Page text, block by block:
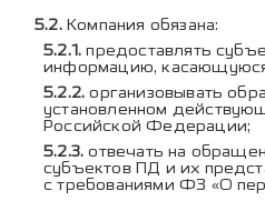
Компания обязана:
предоставлять
информацию,
организовывать
установленном
Российской Федерации;
отвечать на
субъектов ПД и их
с требованиями ФЗ «О